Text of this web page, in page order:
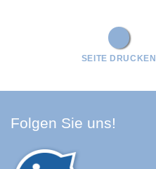
SEITE DRUCKEN
Folgen Sie uns!